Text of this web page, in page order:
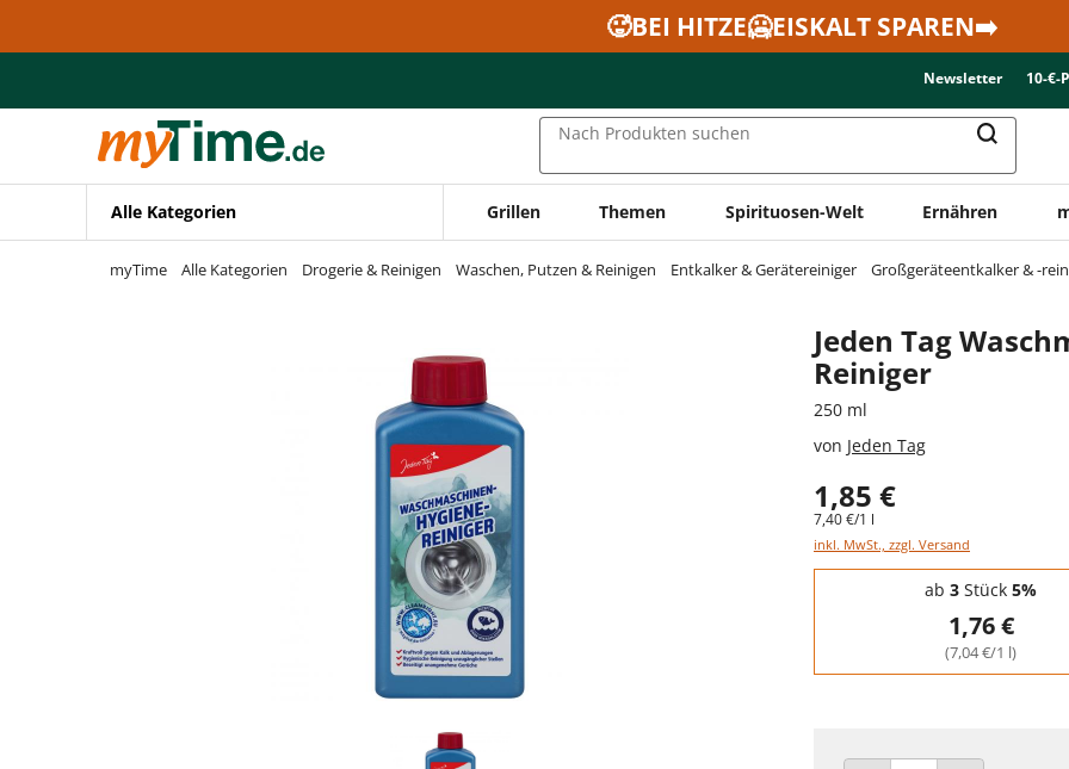
Zur Navigation springen
🥵BEI HITZE🥶EISKALT SPAREN➡️
Newsletter 10-€-
Nach Produkten suchen
Alle Kategorien Grillen Themen Spirituosen-Welt Ernähren
myTime Alle Kategorien Drogerie & Reinigen Waschen, Putzen & Reinigen Entkalker & Gerätereiniger Großgeräteentkalker & -
Jeden Tag
Reiniger
250 ml
von Jeden Tag
1,85 €
7,40 €/1 l
inkl. MwSt., zzgl. Versand
Staffelpreise - Mengenrabatt
ab 3 Stück 5%
1,76 €
(7,04 €/1 l)